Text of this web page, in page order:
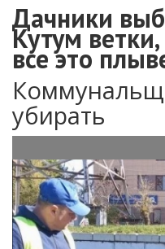
Дачники
Кутум
все это
убирать